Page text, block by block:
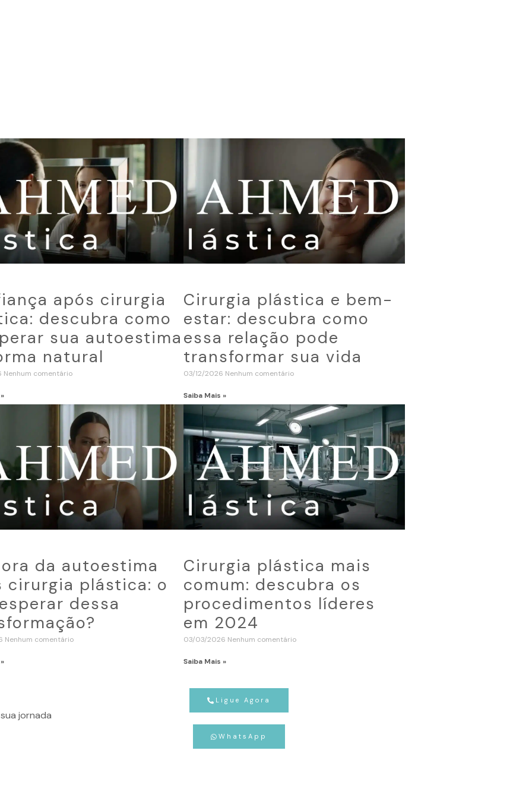
após cirurgia
descubra como
sua autoestima
natural
Nenhum comentário
Cirurgia plástica e bem-
estar: descubra como
essa relação pode
transformar sua vida
03/12/2026 Nenhum comentário
Saiba Mais »
da autoestima
cirurgia plástica: o
dessa
Nenhum comentário
Cirurgia plástica mais
comum: descubra os
procedimentos líderes
em 2024
03/03/2026 Nenhum comentário
Saiba Mais »
jornada
Ligue Agora
WhatsApp